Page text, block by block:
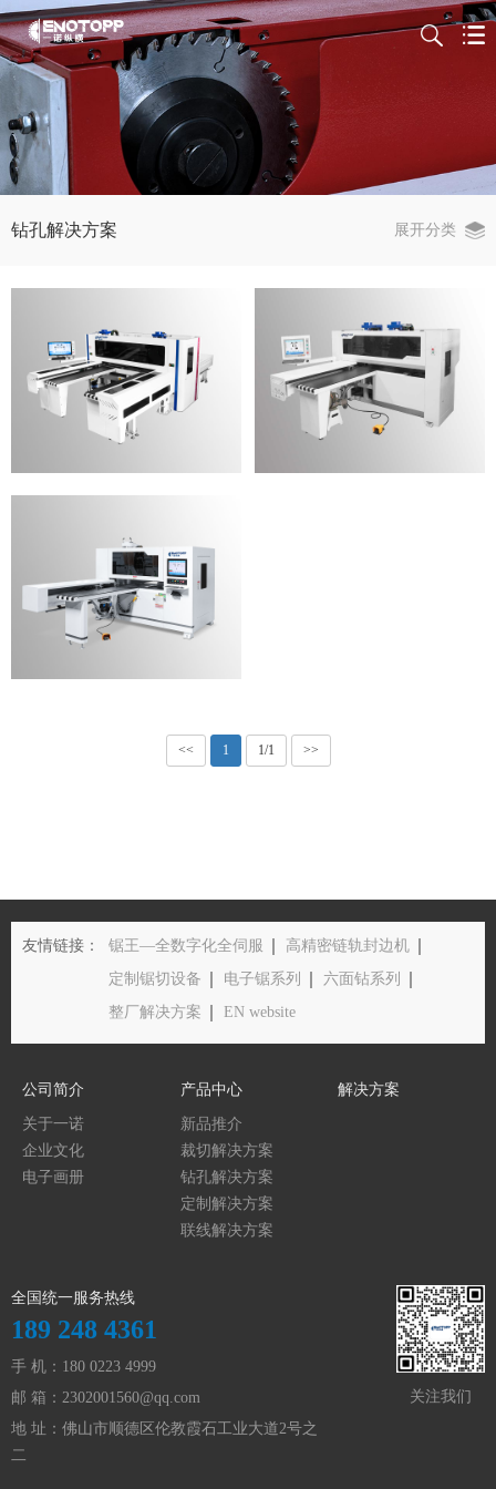
钻孔解决方案 展开分类
<< 1 1/1 >>
友情链接： 锯王—全数字化全伺服
高精密链轨封边机
定制锯切设备
电子锯系列
六面钻系列
整厂解决方案
EN website
公司简介
关于一诺
企业文化
电子画册
产品中心
新品推介
裁切解决方案
钻孔解决方案
定制解决方案
联线解决方案
解决方案
全国统一服务热线
189 248 4361
手 机：180 0223 4999
邮 箱： 2302001560@qq.com
地 址：佛山市顺德区伦教霞石工业大道2号之
二
关注我们